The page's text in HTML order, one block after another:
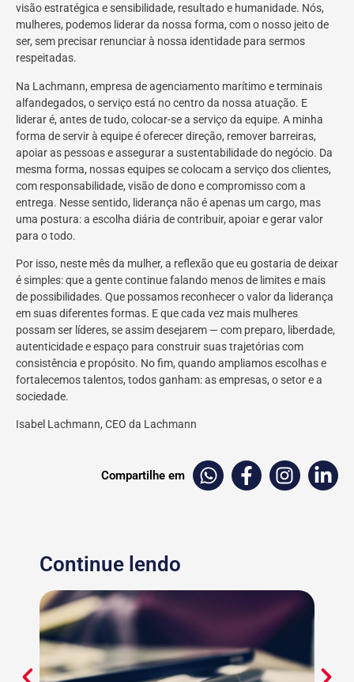
visão estratégica e sensibilidade, resultado e humanidade. Nós,
mulheres, podemos liderar da nossa forma, com o nosso jeito de
ser, sem precisar renunciar à nossa identidade para sermos
respeitadas.
Na Lachmann, empresa de agenciamento marítimo e terminais
alfandegados, o serviço está no centro da nossa atuação. E
liderar é, antes de tudo, colocar-se a serviço da equipe. A minha
forma de servir à equipe é oferecer direção, remover barreiras,
apoiar as pessoas e assegurar a sustentabilidade do negócio. Da
mesma forma, nossas equipes se colocam a serviço dos clientes,
com responsabilidade, visão de dono e compromisso com a
entrega. Nesse sentido, liderança não é apenas um cargo, mas
uma postura: a escolha diária de contribuir, apoiar e gerar valor
para o todo.
Por isso, neste mês da mulher, a reflexão que eu gostaria de deixar
é simples: que a gente continue falando menos de limites e mais
de possibilidades. Que possamos reconhecer o valor da liderança
em suas diferentes formas. E que cada vez mais mulheres
possam ser líderes, se assim desejarem — com preparo, liberdade,
autenticidade e espaço para construir suas trajetórias com
consistência e propósito. No fim, quando ampliamos escolhas e
fortalecemos talentos, todos ganham: as empresas, o setor e a
sociedade.
Isabel Lachmann, CEO da Lachmann
Compartilhe em
Continue lendo